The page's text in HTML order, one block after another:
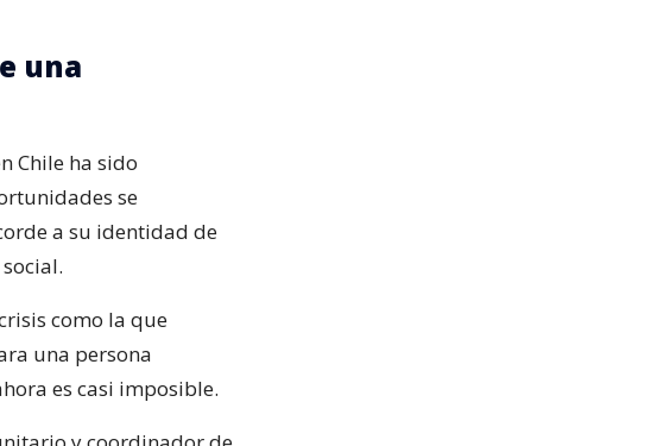
una
Chile ha sido
se
a su identidad de
como la que
una persona
es casi imposible.